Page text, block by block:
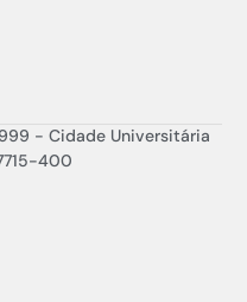
- Cidade Universitária
400